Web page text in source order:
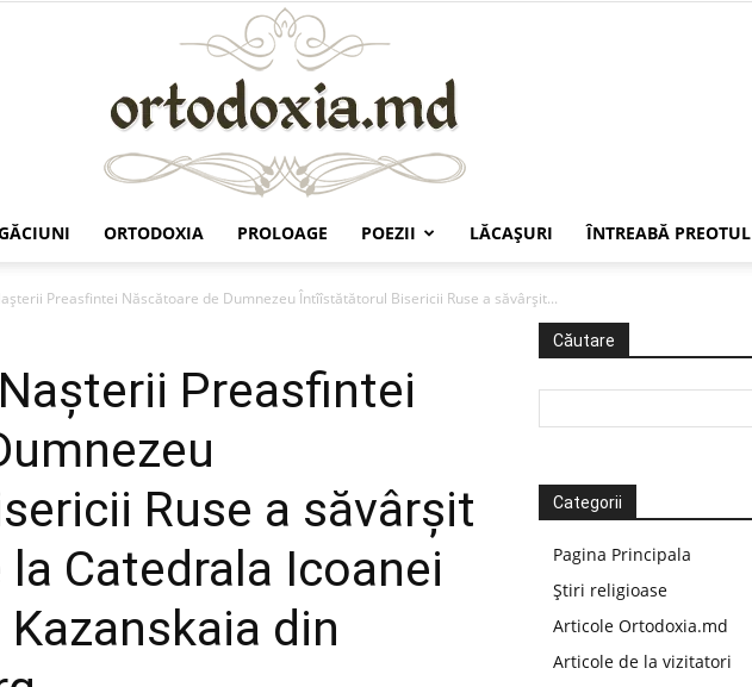
ORTODOXIA PROLOAGE POEZII LĂCAŞURI ÎNTREABĂ PREOTUL
Preasfintei Născătoare de Dumnezeu Întîîstătătorul Bisericii Ruse a săvârșit...
Preasfintei
Ruse a săvârșit
Catedrala Icoanei
din
Căutare
Categorii
Pagina Principala
Știri religioase
Articole Ortodoxia.md
Articole de la vizitatori